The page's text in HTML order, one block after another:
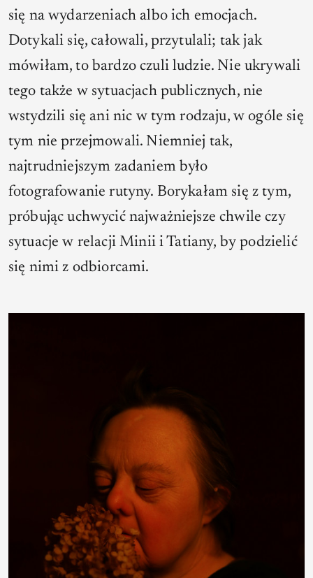
się na wydarzeniach albo ich emocjach.
Dotykali się, całowali, przytulali; tak jak
mówiłam, to bardzo czuli ludzie. Nie ukrywali
tego także w sytuacjach publicznych, nie
wstydzili się ani nic w tym rodzaju, w ogóle się
tym nie przejmowali. Niemniej tak,
najtrudniejszym zadaniem było
fotografowanie rutyny. Borykałam się z tym,
próbując uchwycić najważniejsze chwile czy
sytuacje w relacji Minii i Tatiany, by podzielić
się nimi z odbiorcami.